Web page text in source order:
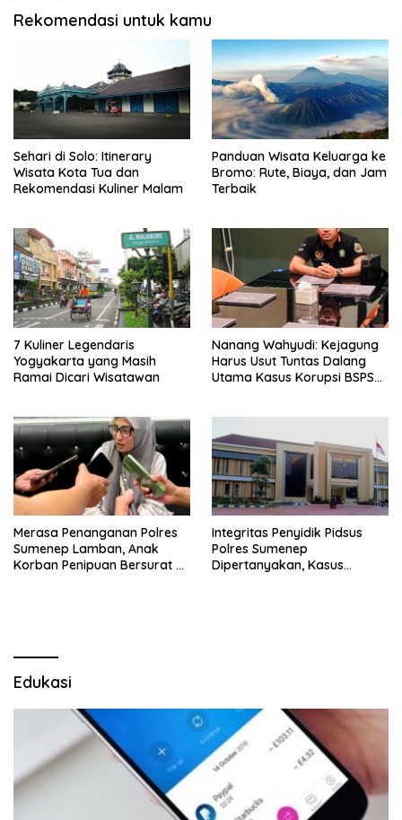
Rekomendasi untuk kamu
Sehari di Solo: Itinerary
Wisata Kota Tua dan
Rekomendasi Kuliner Malam
Panduan Wisata Keluarga ke
Bromo: Rute, Biaya, dan Jam
Terbaik
7 Kuliner Legendaris
Yogyakarta yang Masih
Ramai Dicari Wisatawan
Nanang Wahyudi: Kejagung
Harus Usut Tuntas Dalang
Utama Kasus Korupsi BSPS
Merasa Penanganan Polres
Sumenep Lamban, Anak
Korban Penipuan Bersurat ke
Integritas Penyidik Pidsus
Polres Sumenep
Dipertanyakan, Kasus
Edukasi